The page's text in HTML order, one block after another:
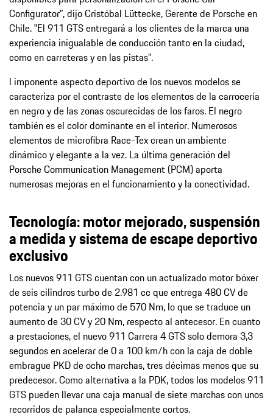
Configurator”, dijo Cristóbal Lüttecke, Gerente de Porsche en
Chile. ‟El 911 GTS entregará a los clientes de la marca una
experiencia inigualable de conducción tanto en la ciudad,
como en carreteras y en las pistas”.
l imponente aspecto deportivo de los nuevos modelos se
caracteriza por el contraste de los elementos de la carrocería
en negro y de las zonas oscurecidas de los faros. El negro
también es el color dominante en el interior. Numerosos
elementos de microfibra Race-Tex crean un ambiente
dinámico y elegante a la vez. La última generación del
Porsche Communication Management (PCM) aporta
numerosas mejoras en el funcionamiento y la conectividad.
Tecnología: motor mejorado, suspensión
a medida y sistema de escape deportivo
exclusivo
Los nuevos 911 GTS cuentan con un actualizado motor bóxer
de seis cilindros turbo de 2.981 cc que entrega 480 CV de
potencia y un par máximo de 570 Nm, lo que se traduce un
aumento de 30 CV y 20 Nm, respecto al antecesor. En cuanto
a prestaciones, el nuevo 911 Carrera 4 GTS solo demora 3,3
segundos en acelerar de 0 a 100 km/h con la caja de doble
embrague PKD de ocho marchas, tres décimas menos que su
predecesor. Como alternativa a la PDK, todos los modelos 911
GTS pueden llevar una caja manual de siete marchas con unos
recorridos de palanca especialmente cortos.